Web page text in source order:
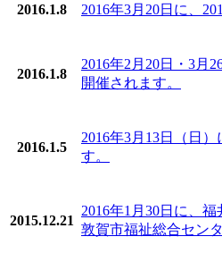
2016.1.8 2016年3月20日に、
2016.1.8
2016年2月20日・3月
開催されます。
2016.1.5
2016年3月13日（日
す。
2015.12.21
2016年1月30日に、
敦賀市福祉総合セン